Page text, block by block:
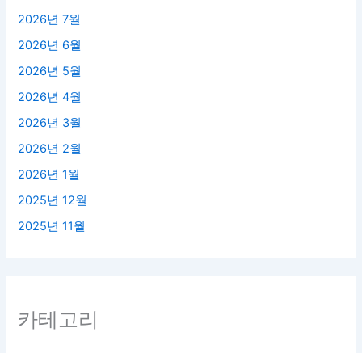
2026년 7월
2026년 6월
2026년 5월
2026년 4월
2026년 3월
2026년 2월
2026년 1월
2025년 12월
2025년 11월
카테고리